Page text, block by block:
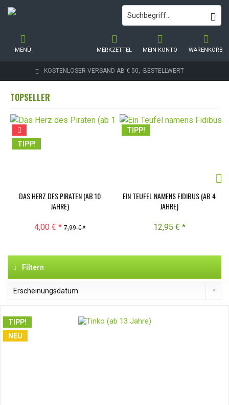
KOSTENLOSER VERSAND AB € 50,- BESTELLWERT
WARENKORB
MERKZETTEL MEIN KONTO
MENÜ
TOPSELLER
TIPP!
DAS HERZ DES PIRATEN (AB 10
JAHRE)
4,00 € * 7,99 € *
TIPP!
EIN TEUFEL NAMENS FIDIBUS (AB 4
JAHRE)
12,95 € *
Filtern
TIPP!
NEU